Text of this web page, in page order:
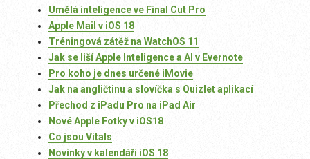
Umělá inteligence ve Final Cut Pro
Apple Mail v iOS 18
Tréningová zátěž na WatchOS 11
Jak se liší Apple Inteligence a AI v Evernote
Pro koho je dnes určené iMovie
Jak na angličtinu a slovíčka s Quizlet aplikací
Přechod z iPadu Pro na iPad Air
Nové Apple Fotky v iOS18
Co jsou Vitals
Novinky v kalendáři iOS 18